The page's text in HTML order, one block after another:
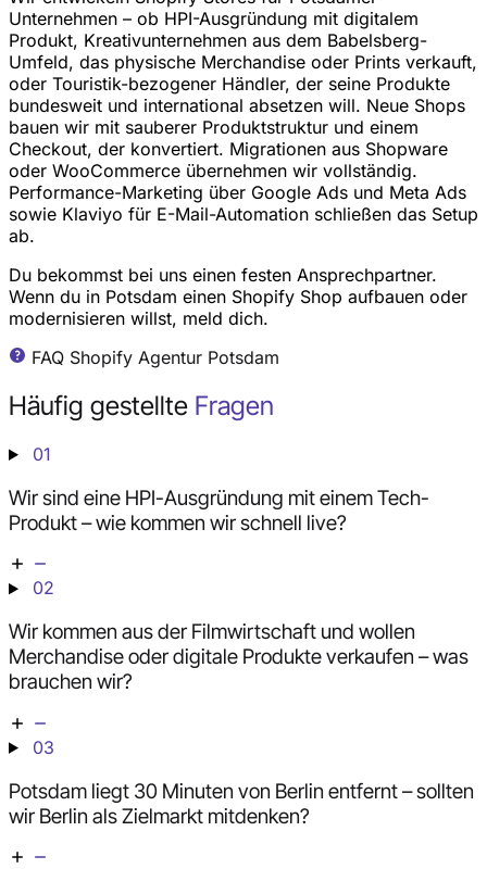
Unternehmen – ob HPI-Ausgründung mit digitalem
Produkt, Kreativunternehmen aus dem Babelsberg-
Umfeld, das physische Merchandise oder Prints verkauft,
oder Touristik-bezogener Händler, der seine Produkte
bundesweit und international absetzen will. Neue Shops
bauen wir mit sauberer Produktstruktur und einem
Checkout, der konvertiert. Migrationen aus Shopware
oder WooCommerce übernehmen wir vollständig.
Performance-Marketing über Google Ads und Meta Ads
sowie Klaviyo für E-Mail-Automation schließen das Setup
ab.
Du bekommst bei uns einen festen Ansprechpartner.
Wenn du in Potsdam einen Shopify Shop aufbauen oder
modernisieren willst, meld dich.
FAQ Shopify Agentur Potsdam
Häufig gestellte Fragen
01
Wir sind eine HPI-Ausgründung mit einem Tech-
Produkt – wie kommen wir schnell live?
02
Wir kommen aus der Filmwirtschaft und wollen
Merchandise oder digitale Produkte verkaufen – was
brauchen wir?
03
Potsdam liegt 30 Minuten von Berlin entfernt – sollten
wir Berlin als Zielmarkt mitdenken?